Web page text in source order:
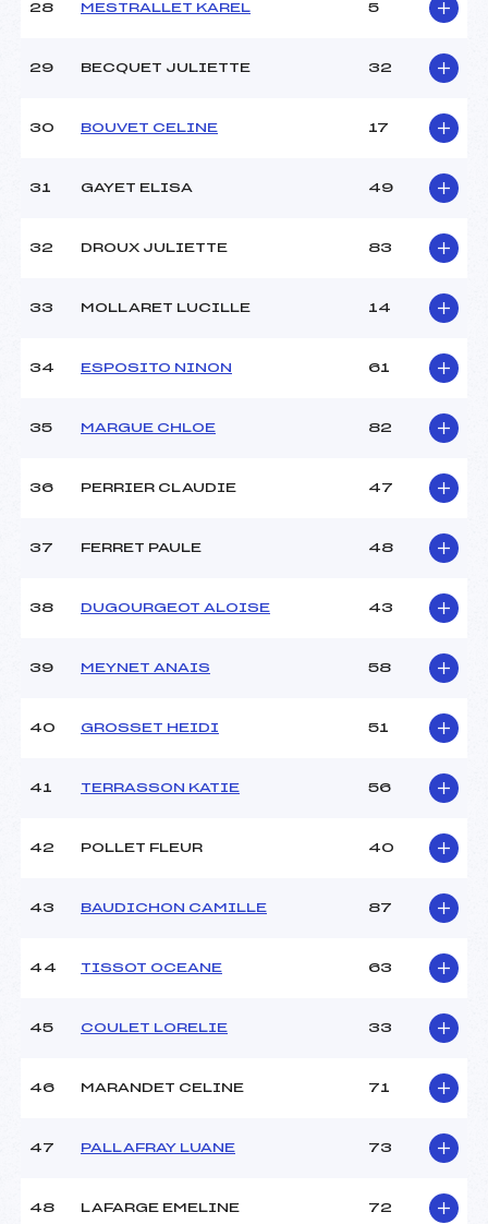
28 MESTRALLET KAREL 5
29 BECQUET JULIETTE 32
30 BOUVET CELINE 17
31 GAYET ELISA 49
32 DROUX JULIETTE 83
33 MOLLARET LUCILLE 14
34 ESPOSITO NINON 61
35 MARGUE CHLOE 82
36 PERRIER CLAUDIE 47
37 FERRET PAULE 48
38 DUGOURGEOT ALOISE 43
39 MEYNET ANAIS 58
40 GROSSET HEIDI 51
41 TERRASSON KATIE 56
42 POLLET FLEUR 40
43 BAUDICHON CAMILLE 87
44 TISSOT OCEANE 63
45 COULET LORELIE 33
46 MARANDET CELINE 71
47 PALLAFRAY LUANE 73
48 LAFARGE EMELINE 72